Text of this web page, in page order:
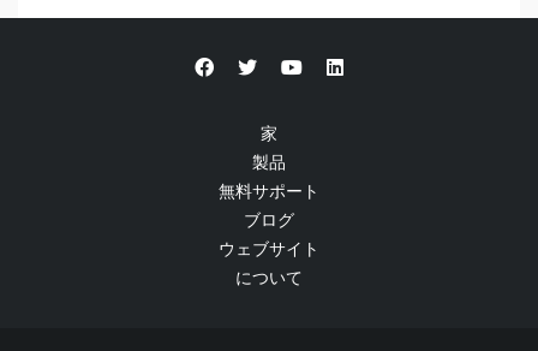
家
製品
無料サポート
ブログ
ウェブサイト
について